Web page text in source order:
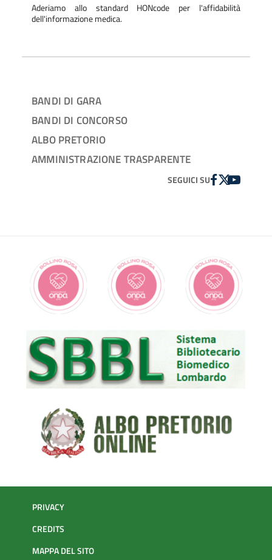
Aderiamo allo standard HONcode per l'affidabilità
dell'informazione medica.
BANDI DI GARA
BANDI DI CONCORSO
ALBO PRETORIO
AMMINISTRAZIONE TRASPARENTE
SEGUICI SUFACEBOOK
TWITTER
YOUTUBE
PRIVACY
CREDITS
MAPPA DEL SITO